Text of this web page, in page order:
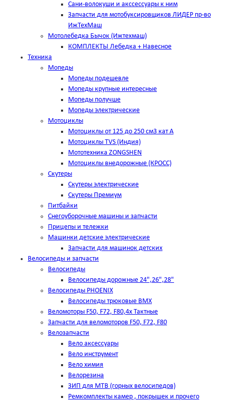
Сани-волокуши и акссессуары к ним
Запчасти для мотобуксировщиков ЛИДЕР пр-во
ИжТехМаш
Мотолебедка Бычок (Ижтехмаш)
КОМПЛЕКТЫ Лебедка + Навесное
Техника
Мопеды
Мопеды подешевле
Мопеды крупные интересные
Мопеды получше
Мопеды электрические
Мотоциклы
Мотоциклы от 125 до 250 см3 кат А
Мотоциклы TVS (Индия)
Мототехника ZONGSHEN
Мотоциклы внедорожные (КРОСС)
Скутеры
Скутеры электрические
Скутеры Премиум
Питбайки
Снегоуборочные машины и запчасти
Прицепы и тележки
Машинки детские электрические
Запчасти для машинок детских
Велосипеды и запчасти
Велосипеды
Велосипеды дорожные 24",26",28"
Велосипеды PHOENIX
Велосипеды трюковые BMX
Веломоторы F50, F72, F80,4х Тактные
Запчасти для веломоторов F50, F72, F80
Велозапчасти
Вело аксессуары
Вело инструмент
Вело химия
Велорезина
ЗИП для MTB (горных велосипедов)
Ремкомплекты камер , покрышек и прочего